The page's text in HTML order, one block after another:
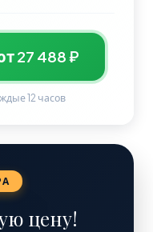
27 488 ₽
12 часов
цену!